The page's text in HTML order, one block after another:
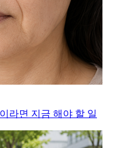
라면 지금 해야 할 일